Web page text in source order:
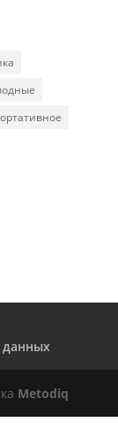
данных
Metodiq